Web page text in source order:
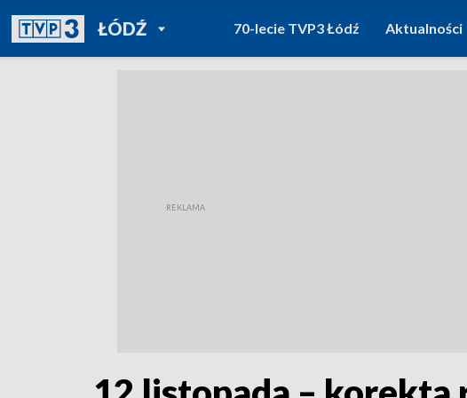
ŁÓDŹPOWRÓT DO
TVP REGIONY
70-lecie TVP3 Łódź Aktualności